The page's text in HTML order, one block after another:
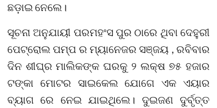
ଛଡ଼ାଇ ନେଲେ।
ସୂଚନା ଅନୁଯାୟୀ ପରମହଂସ ପୁର ଠାରେ ଥିବା ଦେହୁରୀ
ପେଟ୍ରୋଲ ପମ୍ପ ର ମ୍ୟାନେଜର ସଞ୍ଜୟ , ରବିବାର
ଦିନ ଶୀଘ୍ର ମାଲିକଙ୍କ ଘରକୁ ୨ ଲକ୍ଷ ୭୫ ହଜାର
ଟଙ୍କା ମୋଟର ସାଇକେଲ ଯୋଗେ ଏକ ଏୟାର
ବ୍ୟାଗ ରେ ନେଇ ଯାଇଥିଲେ। ଦୁଇଜଣ ଦୁର୍ବୃତ୍ତ